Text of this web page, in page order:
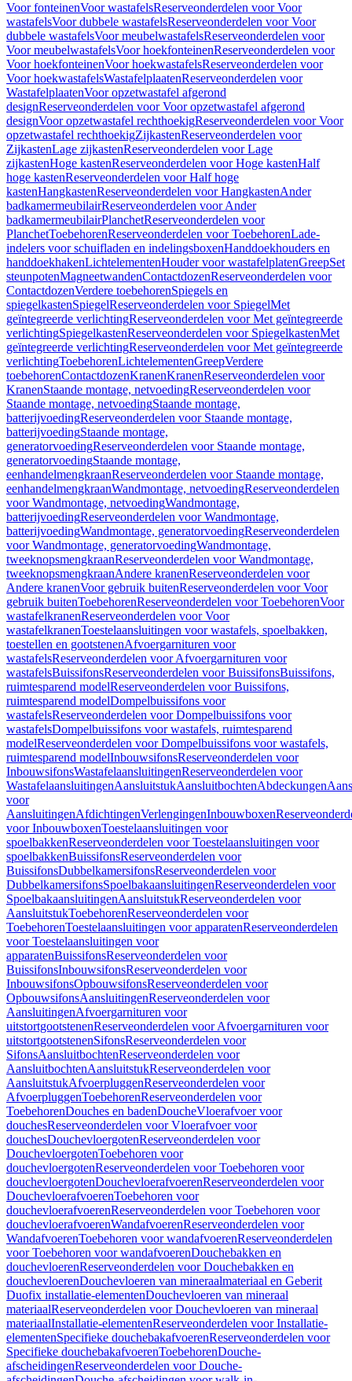
Voor fonteinenVoor wastafelsReserveonderdelen voor Voor
wastafelsVoor dubbele wastafelsReserveonderdelen voor Voor
dubbele wastafelsVoor meubelwastafelsReserveonderdelen voor
Voor meubelwastafelsVoor hoekfonteinenReserveonderdelen voor
Voor hoekfonteinenVoor hoekwastafelsReserveonderdelen voor
Voor hoekwastafelsWastafelplaatenReserveonderdelen voor
WastafelplaatenVoor opzetwastafel afgerond
designReserveonderdelen voor Voor opzetwastafel afgerond
designVoor opzetwastafel rechthoekigReserveonderdelen voor Voor
opzetwastafel rechthoekigZijkastenReserveonderdelen voor
ZijkastenLage zijkastenReserveonderdelen voor Lage
zijkastenHoge kastenReserveonderdelen voor Hoge kastenHalf
hoge kastenReserveonderdelen voor Half hoge
kastenHangkastenReserveonderdelen voor HangkastenAnder
badkamermeubilairReserveonderdelen voor Ander
badkamermeubilairPlanchetReserveonderdelen voor
PlanchetToebehorenReserveonderdelen voor ToebehorenLade-
indelers voor schuifladen en indelingsboxenHanddoekhouders en
handdoekhakenLichtelementenHouder voor wastafelplatenGreepSet
steunpotenMagneetwandenContactdozenReserveonderdelen voor
ContactdozenVerdere toebehorenSpiegels en
spiegelkastenSpiegelReserveonderdelen voor SpiegelMet
geïntegreerde verlichtingReserveonderdelen voor Met geïntegreerde
verlichtingSpiegelkastenReserveonderdelen voor SpiegelkastenMet
geïntegreerde verlichtingReserveonderdelen voor Met geïntegreerde
verlichtingToebehorenLichtelementenGreepVerdere
toebehorenContactdozenKranenKranenReserveonderdelen voor
KranenStaande montage, netvoedingReserveonderdelen voor
Staande montage, netvoedingStaande montage,
batterijvoedingReserveonderdelen voor Staande montage,
batterijvoedingStaande montage,
generatorvoedingReserveonderdelen voor Staande montage,
generatorvoedingStaande montage,
eenhandelmengkraanReserveonderdelen voor Staande montage,
eenhandelmengkraanWandmontage, netvoedingReserveonderdelen
voor Wandmontage, netvoedingWandmontage,
batterijvoedingReserveonderdelen voor Wandmontage,
batterijvoedingWandmontage, generatorvoedingReserveonderdelen
voor Wandmontage, generatorvoedingWandmontage,
tweeknopsmengkraanReserveonderdelen voor Wandmontage,
tweeknopsmengkraanAndere kranenReserveonderdelen voor
Andere kranenVoor gebruik buitenReserveonderdelen voor Voor
gebruik buitenToebehorenReserveonderdelen voor ToebehorenVoor
wastafelkranenReserveonderdelen voor Voor
wastafelkranenToestelaansluitingen voor wastafels, spoelbakken,
toestellen en gootstenenAfvoergarnituren voor
wastafelsReserveonderdelen voor Afvoergarnituren voor
wastafelsBuissifonsReserveonderdelen voor BuissifonsBuissifons,
ruimtesparend modelReserveonderdelen voor Buissifons,
ruimtesparend modelDompelbuissifons voor
wastafelsReserveonderdelen voor Dompelbuissifons voor
wastafelsDompelbuissifons voor wastafels, ruimtesparend
modelReserveonderdelen voor Dompelbuissifons voor wastafels,
ruimtesparend modelInbouwsifonsReserveonderdelen voor
InbouwsifonsWastafelaansluitingenReserveonderdelen voor
WastafelaansluitingenAansluitstukAansluitbochtenAbdeckungen
voor
AansluitingenAfdichtingenVerlengingenInbouwboxen
voor InbouwboxenToestelaansluitingen voor
spoelbakkenReserveonderdelen voor Toestelaansluitingen voor
spoelbakkenBuissifonsReserveonderdelen voor
BuissifonsDubbelkamersifonsReserveonderdelen voor
DubbelkamersifonsSpoelbakaansluitingenReserveonderdelen voor
SpoelbakaansluitingenAansluitstukReserveonderdelen voor
AansluitstukToebehorenReserveonderdelen voor
ToebehorenToestelaansluitingen voor apparatenReserveonderdelen
voor Toestelaansluitingen voor
apparatenBuissifonsReserveonderdelen voor
BuissifonsInbouwsifonsReserveonderdelen voor
InbouwsifonsOpbouwsifonsReserveonderdelen voor
OpbouwsifonsAansluitingenReserveonderdelen voor
AansluitingenAfvoergarnituren voor
uitstortgootstenenReserveonderdelen voor Afvoergarnituren voor
uitstortgootstenenSifonsReserveonderdelen voor
SifonsAansluitbochtenReserveonderdelen voor
AansluitbochtenAansluitstukReserveonderdelen voor
AansluitstukAfvoerpluggenReserveonderdelen voor
AfvoerpluggenToebehorenReserveonderdelen voor
ToebehorenDouches en badenDoucheVloerafvoer voor
douchesReserveonderdelen voor Vloerafvoer voor
douchesDouchevloergotenReserveonderdelen voor
DouchevloergotenToebehoren voor
douchevloergotenReserveonderdelen voor Toebehoren voor
douchevloergotenDouchevloerafvoerenReserveonderdelen voor
DouchevloerafvoerenToebehoren voor
douchevloerafvoerenReserveonderdelen voor Toebehoren voor
douchevloerafvoerenWandafvoerenReserveonderdelen voor
WandafvoerenToebehoren voor wandafvoerenReserveonderdelen
voor Toebehoren voor wandafvoerenDouchebakken en
douchevloerenReserveonderdelen voor Douchebakken en
douchevloerenDouchevloeren van mineraalmateriaal en Geberit
Duofix installatie-elementenDouchevloeren van mineraal
materiaalReserveonderdelen voor Douchevloeren van mineraal
materiaalInstallatie-elementenReserveonderdelen voor Installatie-
elementenSpecifieke douchebakafvoerenReserveonderdelen voor
Specifieke douchebakafvoerenToebehorenDouche-
afscheidingenReserveonderdelen voor Douche-